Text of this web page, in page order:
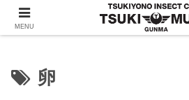
クワガタ・カブトムシの情報を発信
卵
MENU